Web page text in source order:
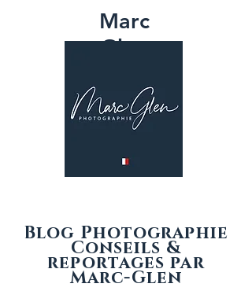
Marc
Glen
Blog Photographie
Conseils &
reportages par
Marc-Glen